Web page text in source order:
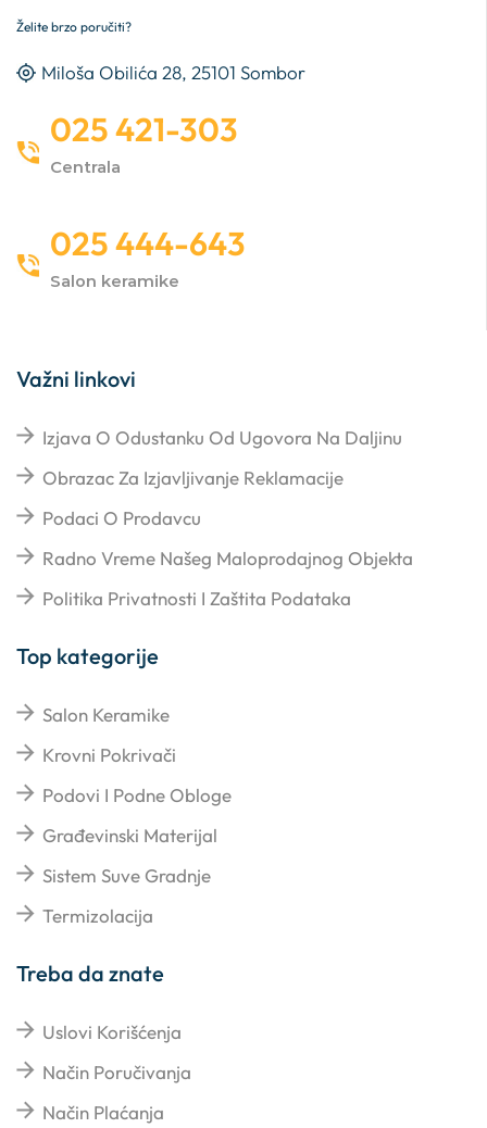
Želite brzo poručiti?
Miloša Obilića 28, 25101 Sombor
025 421-303
Centrala
025 444-643
Salon keramike
Važni linkovi
Izjava O Odustanku Od Ugovora Na Daljinu
Obrazac Za Izjavljivanje Reklamacije
Podaci O Prodavcu
Radno Vreme Našeg Maloprodajnog Objekta
Politika Privatnosti I Zaštita Podataka
Top kategorije
Salon Keramike
Krovni Pokrivači
Podovi I Podne Obloge
Građevinski Materijal
Sistem Suve Gradnje
Termizolacija
Treba da znate
Uslovi Korišćenja
Način Poručivanja
Način Plaćanja